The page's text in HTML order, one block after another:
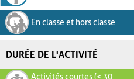
En classe et hors classe
DURÉE DE L'ACTIVITÉ
Activités courtes (< 30